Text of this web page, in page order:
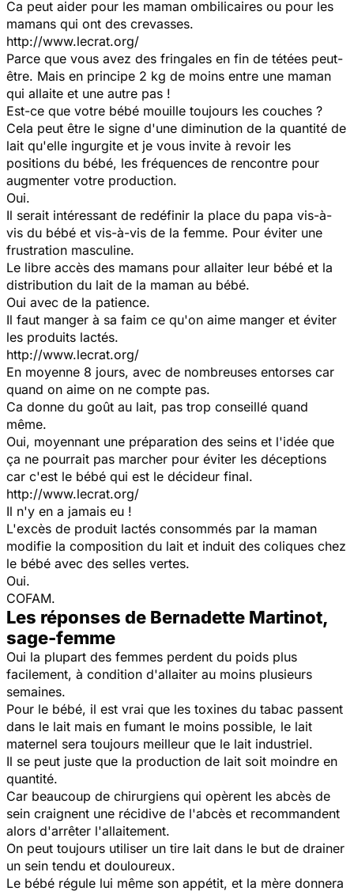
Ca peut aider pour les maman ombilicaires ou pour les
mamans qui ont des crevasses.
http://www.lecrat.org/
Parce que vous avez des fringales en fin de tétées peut-
être. Mais en principe 2 kg de moins entre une maman
qui allaite et une autre pas !
Est-ce que votre bébé mouille toujours les couches ?
Cela peut être le signe d'une diminution de la quantité de
lait qu'elle ingurgite et je vous invite à revoir les
positions du bébé, les fréquences de rencontre pour
augmenter votre production.
Oui.
Il serait intéressant de redéfinir la place du papa vis-à-
vis du bébé et vis-à-vis de la femme. Pour éviter une
frustration masculine.
Le libre accès des mamans pour allaiter leur bébé et la
distribution du lait de la maman au bébé.
Oui avec de la patience.
Il faut manger à sa faim ce qu'on aime manger et éviter
les produits lactés.
http://www.lecrat.org/
En moyenne 8 jours, avec de nombreuses entorses car
quand on aime on ne compte pas.
Ca donne du goût au lait, pas trop conseillé quand
même.
Oui, moyennant une préparation des seins et l'idée que
ça ne pourrait pas marcher pour éviter les déceptions
car c'est le bébé qui est le décideur final.
http://www.lecrat.org/
Il n'y en a jamais eu !
L'excès de produit lactés consommés par la maman
modifie la composition du lait et induit des coliques chez
le bébé avec des selles vertes.
Oui.
COFAM.
Les réponses de Bernadette Martinot,
sage-femme
Oui la plupart des femmes perdent du poids plus
facilement, à condition d'allaiter au moins plusieurs
semaines.
Pour le bébé, il est vrai que les toxines du tabac passent
dans le lait mais en fumant le moins possible, le lait
maternel sera toujours meilleur que le lait industriel.
Il se peut juste que la production de lait soit moindre en
quantité.
Car beaucoup de chirurgiens qui opèrent les abcès de
sein craignent une récidive de l'abcès et recommandent
alors d'arrêter l'allaitement.
On peut toujours utiliser un tire lait dans le but de drainer
un sein tendu et douloureux.
Le bébé régule lui même son appétit, et la mère donnera